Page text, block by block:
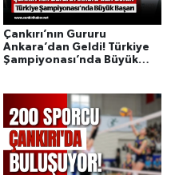
Çankırı’nın Gururu
Ankara’dan Geldi! Türkiye
Şampiyonası’nda Büyük